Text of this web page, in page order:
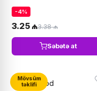
-4%
3.25 ₼3.38 ₼
Səbətə at
Mövsüm
təklifi